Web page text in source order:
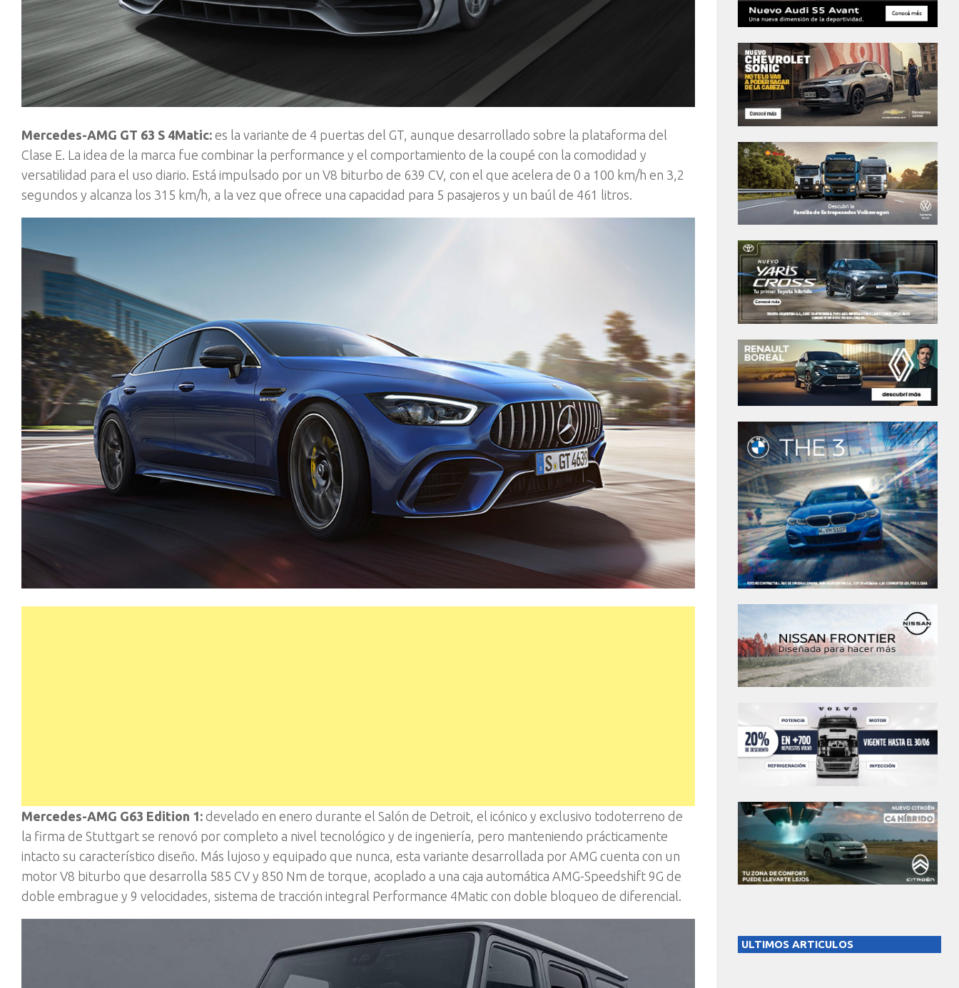
Mercedes-AMG GT 63 S 4Matic: es la variante de 4 puertas del GT, aunque desarrollado sobre la plataforma del
Clase E. La idea de la marca fue combinar la performance y el comportamiento de la coupé con la comodidad y
versatilidad para el uso diario. Está impulsado por un V8 biturbo de 639 CV, con el que acelera de 0 a 100 km/h en 3,2
segundos y alcanza los 315 km/h, a la vez que ofrece una capacidad para 5 pasajeros y un baúl de 461 litros.
Mercedes-AMG G63 Edition 1: develado en enero durante el Salón de Detroit, el icónico y exclusivo todoterreno de
la firma de Stuttgart se renovó por completo a nivel tecnológico y de ingeniería, pero manteniendo prácticamente
intacto su característico diseño. Más lujoso y equipado que nunca, esta variante desarrollada por AMG cuenta con un
motor V8 biturbo que desarrolla 585 CV y 850 Nm de torque, acoplado a una caja automática AMG-Speedshift 9G de
doble embrague y 9 velocidades, sistema de tracción integral Performance 4Matic con doble bloqueo de diferencial.
ULTIMOS ARTICULOS